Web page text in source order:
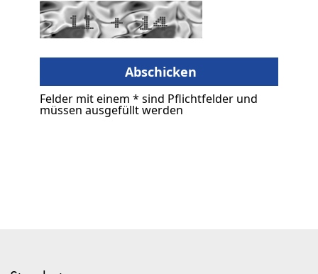
Felder mit einem * sind Pflichtfelder und
müssen ausgefüllt werden